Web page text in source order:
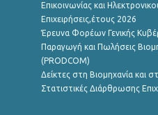
Επικοινωνίας και
Επιχειρήσεις,έτους 2026
Έρευνα Φορέων Γενικής
Παραγωγή και Πωλήσεις
(PRODCOM)
Δείκτες στη Βιομηχανία και
Στατιστικές Διάρθρωσης